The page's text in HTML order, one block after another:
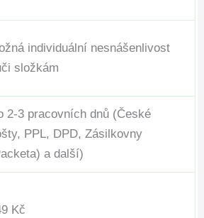
individuální nesnášenlivost
složkám
2-3 pracovních dnů (České
PPL, DPD, Zásilkovny
a další)
Kč